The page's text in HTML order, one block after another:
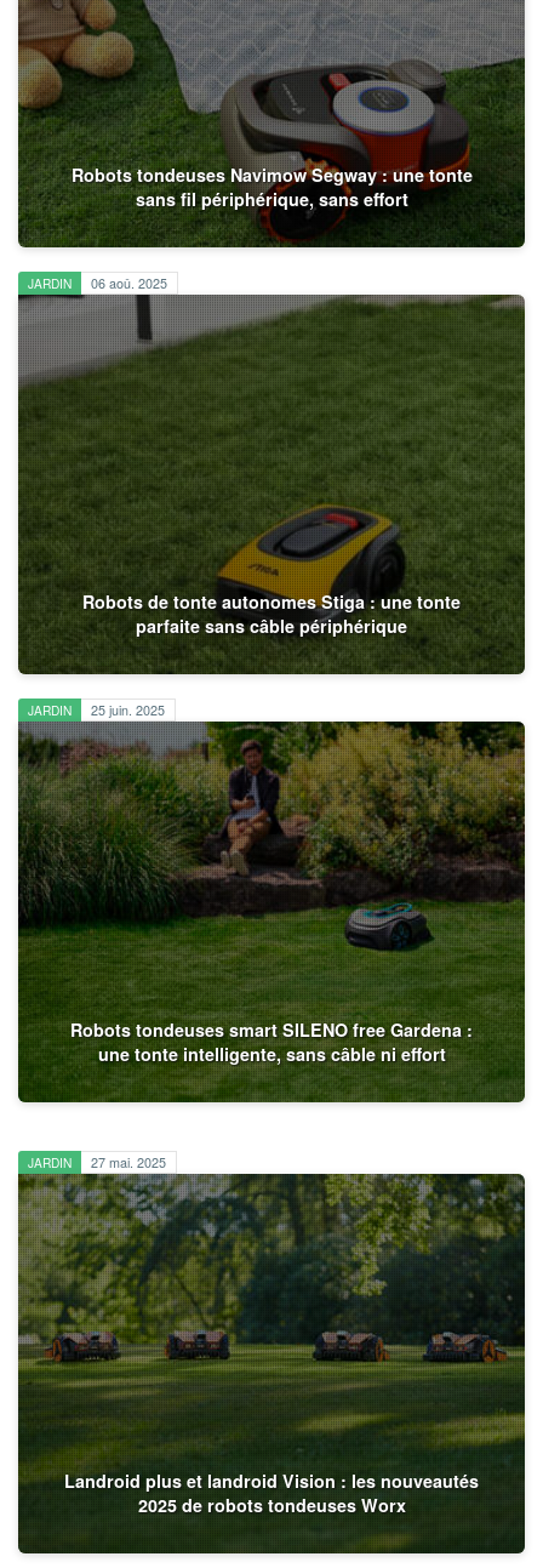
Robots tondeuses Navimow Segway : une tonte
sans fil périphérique, sans effort
JARDIN 06 aoû. 2025
Robots de tonte autonomes Stiga : une tonte
parfaite sans câble périphérique
JARDIN 25 juin. 2025
Robots tondeuses smart SILENO free Gardena :
une tonte intelligente, sans câble ni effort
JARDIN 27 mai. 2025
Landroid plus et landroid Vision : les nouveautés
2025 de robots tondeuses Worx